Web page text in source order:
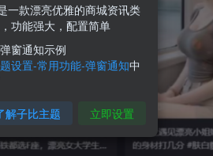
一款漂亮优雅的商城资讯类
功能强大，配置简单
窗通知示例
设置-常用功能-弹窗通知中
解子比主题 立即设置